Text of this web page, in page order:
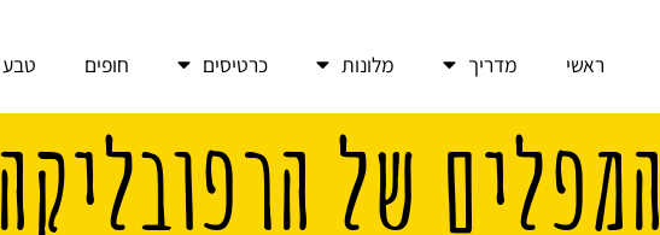
ראשי מדריך מלונות כרטיסים חופים טבע
טיול 27 המפלים של הרפובליקה